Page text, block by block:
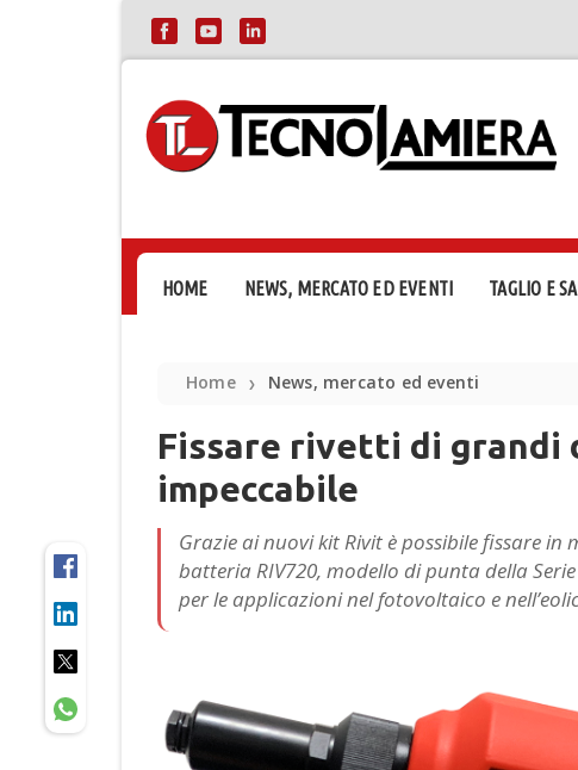
HOME NEWS, MERCATO ED EVENTI TAGLIO E
Home ❯ News, mercato ed eventi
Fissare rivetti di grandi
impeccabile
Grazie ai nuovi kit Rivit è possibile fissare
batteria RIV720, modello di punta della
per le applicazioni nel fotovoltaico e